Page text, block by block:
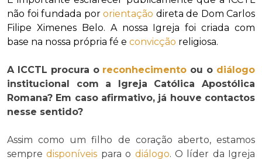
não foi fundada por orientação direta de Dom Carlos
Filipe Ximenes Belo. A nossa Igreja foi criada com
base na nossa própria fé e convicção religiosa.
A ICCTL procura o reconhecimento ou o diálogo
institucional com a Igreja Católica Apostólica
Romana? Em caso afirmativo, já houve contactos
nesse sentido?
Assim como um filho de coração aberto, estamos
sempredisponíveis para o diálogo. O líder da Igreja